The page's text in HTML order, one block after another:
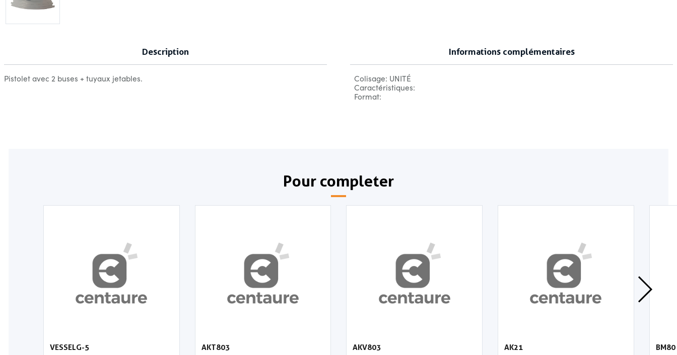
Description
Pistolet avec 2 buses + tuyaux jetables.
Informations complémentaires
Colisage: UNITÉ
Caractéristiques:
Format:
Pour completer
VESSELG-5 AKT803 AKV803 AK21 BM80